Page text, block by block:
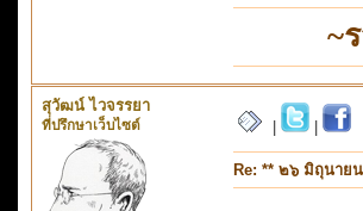
~
สุวัฒน์ ไวจรรยา
ที่ปรึกษาเว็บไซต์
Re: ** ๒๖ มิถุนาย